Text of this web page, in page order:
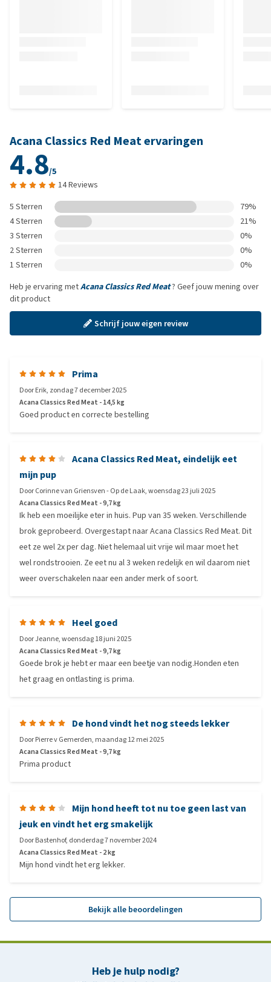
Acana Classics Red Meat ervaringen
4.8/5
14 Reviews
5 Sterren
79%
4 Sterren
21%
3 Sterren
0%
2 Sterren
0%
1 Sterren
0%
Heb je ervaring metAcana Classics Red Meat? Geef jouw mening over
dit product
Schrijf jouw eigen review
Prima
DoorErik, zondag 7 december 2025
Acana Classics Red Meat - 14,5 kg
Goed product en correcte bestelling
Acana Classics Red Meat, eindelijk eet
mijn pup
DoorCorinne van Griensven - Op de Laak,woensdag 23 juli 2025
Acana Classics Red Meat - 9,7 kg
Ik heb een moeilijke eter in huis. Pup van 35 weken. Verschillende
brok geprobeerd. Overgestapt naar Acana Classics Red Meat. Dit
eet ze wel 2x per dag. Niet helemaal uit vrije wil maar moet het
wel rondstrooien. Ze eet nu al 3 weken redelijk en wil daarom niet
weer overschakelen naar een ander merk of soort.
Heel goed
DoorJeanne,woensdag 18 juni 2025
Acana Classics Red Meat - 9,7 kg
Goede brok je hebt er maar een beetje van nodig.Honden eten
het graag en ontlasting is prima.
De hond vindt het nog steeds lekker
DoorPierre v Gemerden, maandag 12 mei 2025
Acana Classics Red Meat - 9,7 kg
Prima product
Mijn hond heeft tot nu toe geen last van
jeuk en vindt het erg smakelijk
DoorBastenhof, donderdag 7 november 2024
Acana Classics Red Meat - 2 kg
Mijn hond vindt het erg lekker.
Bekijk alle beoordelingen
Heb je hulp nodig?